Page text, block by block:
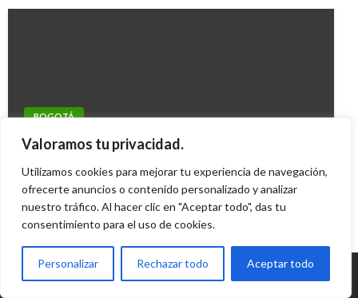
Valoramos tu privacidad.
Utilizamos cookies para mejorar tu experiencia de navegación,
ofrecerte anuncios o contenido personalizado y analizar
nuestro tráfico. Al hacer clic en "Aceptar todo", das tu
consentimiento para el uso de cookies.
Personalizar Rechazar todo Aceptar todo
BOGOTÁ
La ciudad no puede detenerse durante mi
Iván Briceño lunes junio 18, 2012